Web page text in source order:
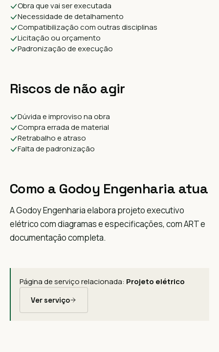
Obra que vai ser executada
Necessidade de detalhamento
Compatibilização com outras disciplinas
Licitação ou orçamento
Padronização de execução
Riscos de não agir
Dúvida e improviso na obra
Compra errada de material
Retrabalho e atraso
Falta de padronização
Como a Godoy Engenharia atua
A Godoy Engenharia elabora projeto executivo
elétrico com diagramas e especificações, com ART e
documentação completa.
Página de serviço relacionada: Projeto elétrico
Ver serviço